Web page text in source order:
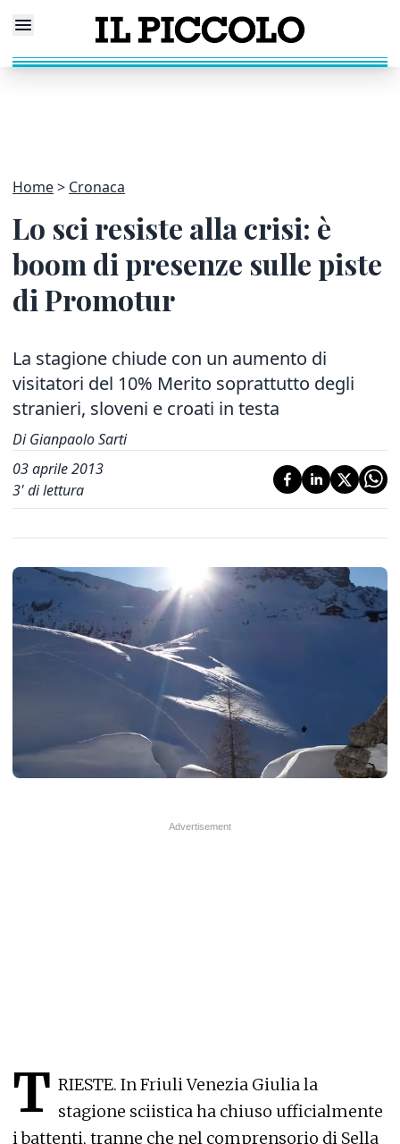
Home Cronaca
Lo sci resiste alla crisi: è
boom di presenze sulle piste
di Promotur
La stagione chiude con un aumento di
visitatori del 10% Merito soprattutto degli
stranieri, sloveni e croati in testa
Di Gianpaolo Sarti
03 aprile 2013
3' di lettura
T RIESTE. In Friuli Venezia Giulia la
stagione sciistica ha chiuso ufficialmente
i battenti, tranne che nel comprensorio di Sella